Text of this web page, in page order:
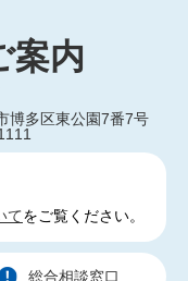
案内
博多区東公園7番7号
てをご覧ください。
総合相談窓口